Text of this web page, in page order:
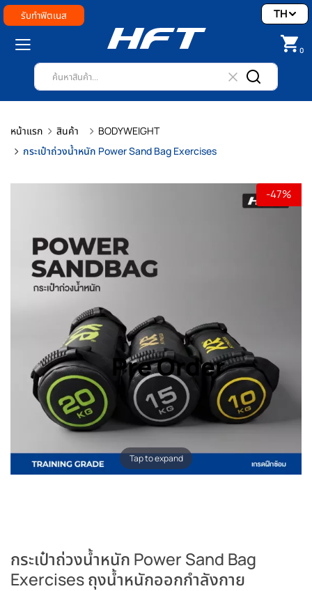
รับทำฟิตเนส
0
TH
หน้าแรก สินค้า
BODYWEIGHT
กระเป๋าถ่วงน้ำหนัก Power Sand Bag Exercises
Tap to expand
-47%
Pre Order
กระเป๋าถ่วงน้ำหนัก Power Sand Bag
Exercises ถุงน้ำหนักออกกำลังกาย